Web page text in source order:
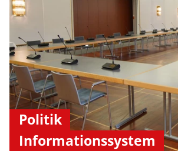
Politik
Informationssystem